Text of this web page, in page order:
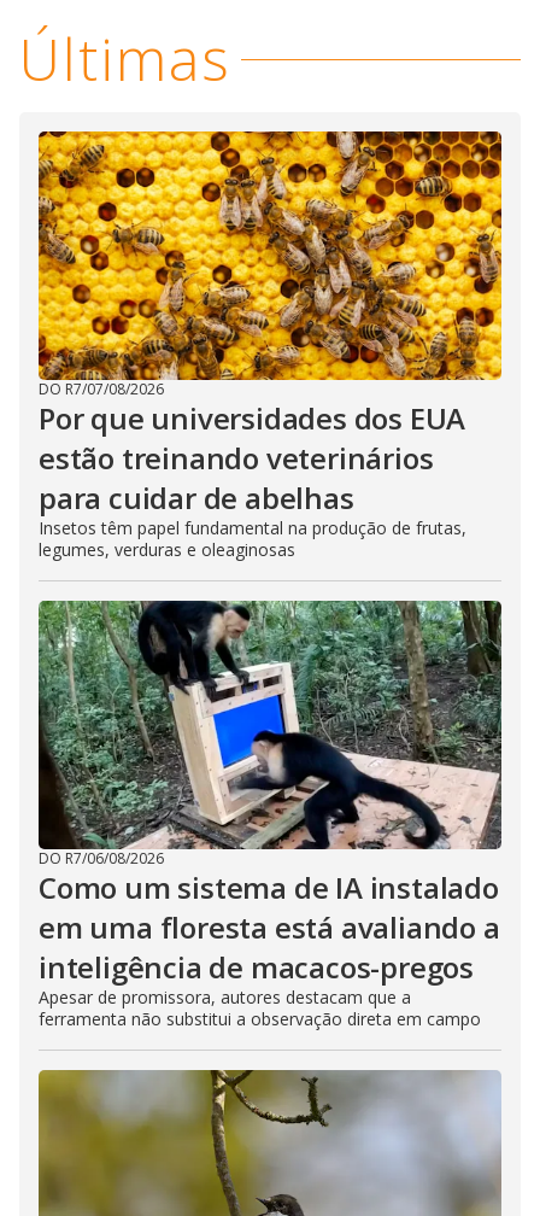
i
d
e
o
Últimas
DO R7/07/08/2026
Por que universidades dos EUA
estão treinando veterinários
para cuidar de abelhas
Insetos têm papel fundamental na produção de frutas,
legumes, verduras e oleaginosas
DO R7/06/08/2026
Como um sistema de IA instalado
em uma floresta está avaliando a
inteligência de macacos-pregos
Apesar de promissora, autores destacam que a
ferramenta não substitui a observação direta em campo